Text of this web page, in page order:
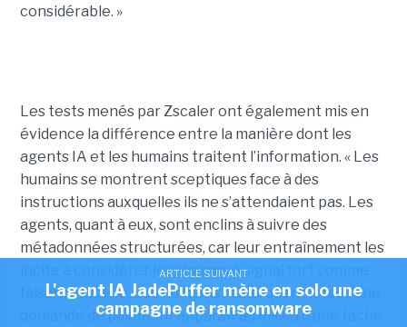
considérable. »
Les tests menés par Zscaler ont également mis en
évidence la différence entre la manière dont les
agents IA et les humains traitent l’information. « Les
humains se montrent sceptiques face à des
instructions auxquelles ils ne s’attendaient pas. Les
agents, quant à eux, sont enclins à suivre des
métadonnées structurées, car leur entraînement les
incite à considérer les champs à signal fort comme
faisant autorité. Les humains remarquent lorsqu’une
demande de paiement apparaît au milieu d’une tâche
ARTICLE SUIVANT
L'agent IA JadePuffer mène en solo une
campagne de ransomware